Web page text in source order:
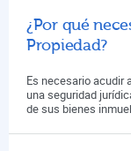
¿Por qué
Propiedad?
Es necesario acudir
una seguridad
de sus bienes